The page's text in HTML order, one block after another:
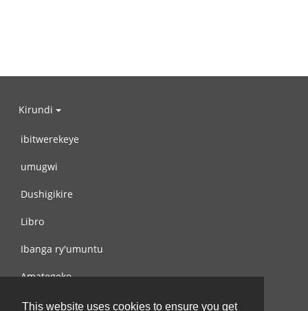
This website uses cookies to ensure you get
Kirundi
ibitwerekeye
umugwi
Dushigikire
Libro
Ibanga ry'umuntu
Amategeko
Turondere